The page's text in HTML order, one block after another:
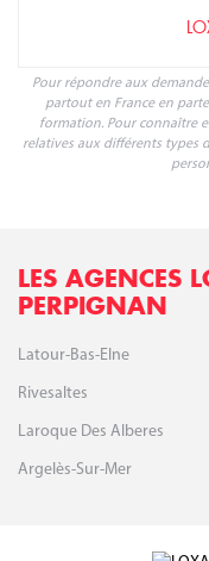
Pour répondre aux
partout en France en
formation. Pour connaître
relatives aux différents types
LES AGENCES
PERPIGNAN
Latour-Bas-Elne
Rivesaltes
Laroque Des Alberes
Argelès-Sur-Mer